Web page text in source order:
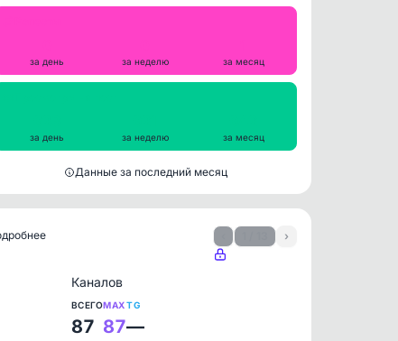
за день за неделю за месяц
за день за неделю за месяц
Данные за последний месяц
›
Каналов
ВСЕГО
87
MAX
87
TG
—